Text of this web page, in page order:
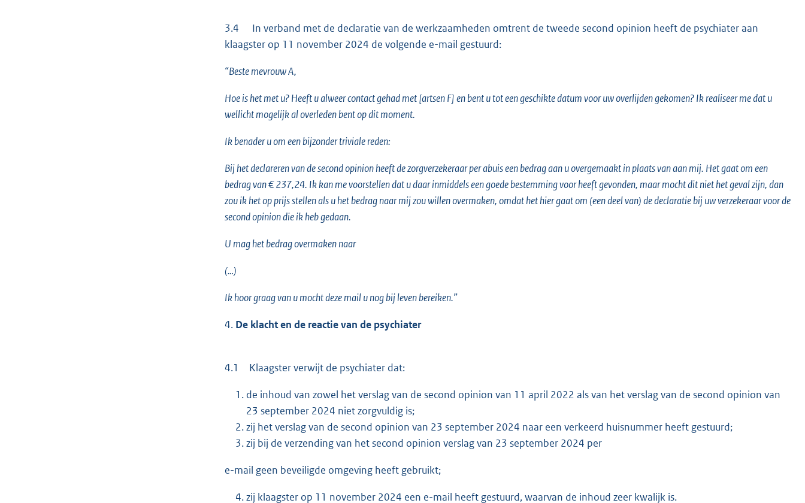
3.4 In verband met de declaratie van de werkzaamheden omtrent de tweede second opinion heeft de psychiater aan
klaagster op 11 november 2024 de volgende e-mail gestuurd:
“Beste mevrouw A,
Hoe is het met u? Heeft u alweer contact gehad met [artsen F] en bent u tot een geschikte datum voor uw overlijden gekomen? Ik realiseer me dat u
wellicht mogelijk al overleden bent op dit moment.
Ik benader u om een bijzonder triviale reden:
Bij het declareren van de second opinion heeft de zorgverzekeraar per abuis een bedrag aan u overgemaakt in plaats van aan mij. Het gaat om een
bedrag van € 237,24. Ik kan me voorstellen dat u daar inmiddels een goede bestemming voor heeft gevonden, maar mocht dit niet het geval zijn, dan
zou ik het op prijs stellen als u het bedrag naar mij zou willen overmaken, omdat het hier gaat om (een deel van) de declaratie bij uw verzekeraar voor de
second opinion die ik heb gedaan.
U mag het bedrag overmaken naar
(…)
Ik hoor graag van u mocht deze mail u nog bij leven bereiken.”
4. De klacht en de reactie van de psychiater
4.1 Klaagster verwijt de psychiater dat:
de inhoud van zowel het verslag van de second opinion van 11 april 2022 als van het verslag van de second opinion van
23 september 2024 niet zorgvuldig is;
zij het verslag van de second opinion van 23 september 2024 naar een verkeerd huisnummer heeft gestuurd;
zij bij de verzending van het second opinion verslag van 23 september 2024 per
e-mail geen beveiligde omgeving heeft gebruikt;
zij klaagster op 11 november 2024 een e-mail heeft gestuurd, waarvan de inhoud zeer kwalijk is.